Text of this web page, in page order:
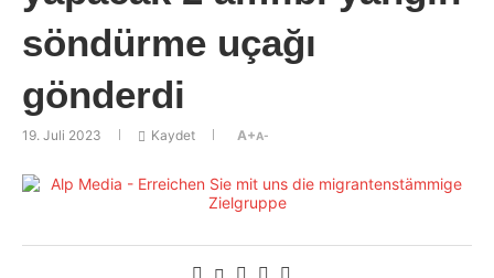
söndürme uçağı
gönderdi
19. Juli 2023 Kaydet A+A-